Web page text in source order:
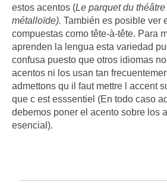
estos acentos (Le parquet du
métalloïde). También es posible ver
compuestas como tête-à-tête. Para
aprenden la lengua esta variedad
confusa puesto que otros idiomas
acentos ni los usan tan
admettons qu il faut mettre l accent
que c est esssentiel (En todo caso
debemos poner el acento sobre los
esencial).